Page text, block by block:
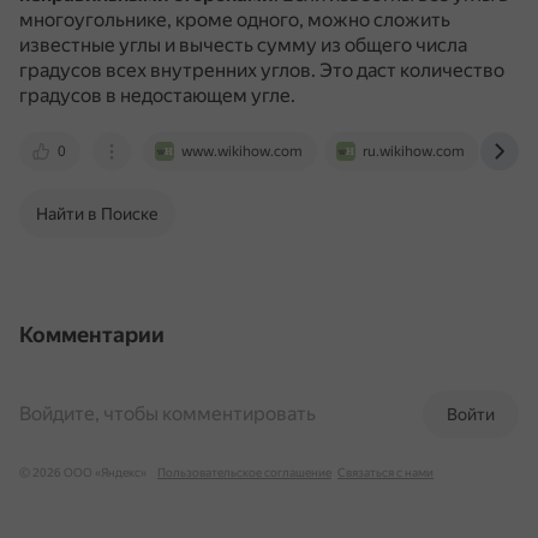
многоугольнике, кроме одного, можно сложить
известные углы и вычесть сумму из общего числа
градусов всех внутренних углов. Это даст количество
градусов в недостающем угле.
0 www.wikihow.com ru.wikihow.com
Найти в Поиске
Комментарии
Войти
Войдите, чтобы комментировать
© 2026 ООО «Яндекс» Пользовательское соглашение Связаться с нами